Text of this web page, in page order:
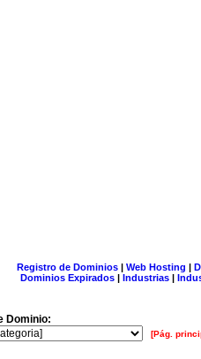
Registro de Dominios| Web Hosting |
Dominios Expirados | Industrias |
Dominio:
[Pág.